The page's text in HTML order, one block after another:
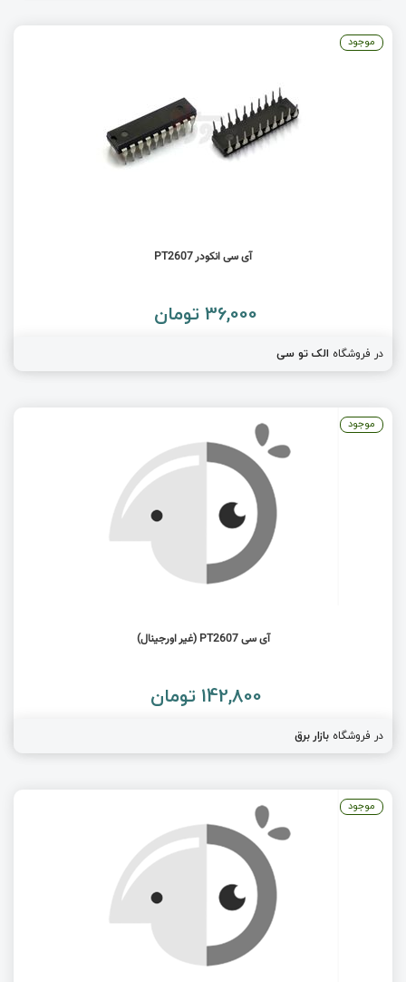
آی سی انکودر PT2607
36,000 تومان
در فروشگاه الک تو سی
موجود
آی سی PT2607 (غیر اورجینال)
142,800 تومان
در فروشگاه بازار برق
موجود
موجود